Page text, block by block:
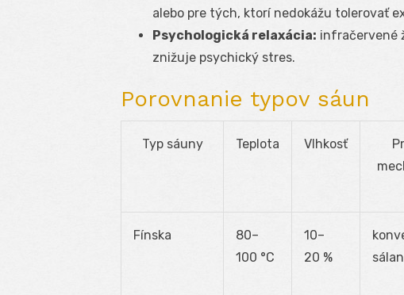
alebo pre tých, ktorí nedokážu tolerovať
Psychologická relaxácia: infračervené
znižuje psychický stres.
Porovnanie typov sáun
Typ sáuny Teplota Vlhkosť
Fínska
80–
100 °C
10–
20 %